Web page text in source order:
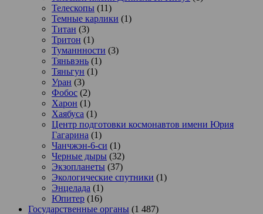
Телескопы (11)
Темные карлики (1)
Титан (3)
Тритон (1)
Туманнности (3)
Тяньвэнь (1)
Тяньгун (1)
Уран (3)
Фобос (2)
Харон (1)
Хаябуса (1)
Центр подготовки космонавтов имени Юрия
Гагарина (1)
Чанчжэн-6-си (1)
Черные дыры (32)
Экзопланеты (37)
Экологические спутники (1)
Энцелада (1)
Юпитер (16)
Государственные органы (1 487)